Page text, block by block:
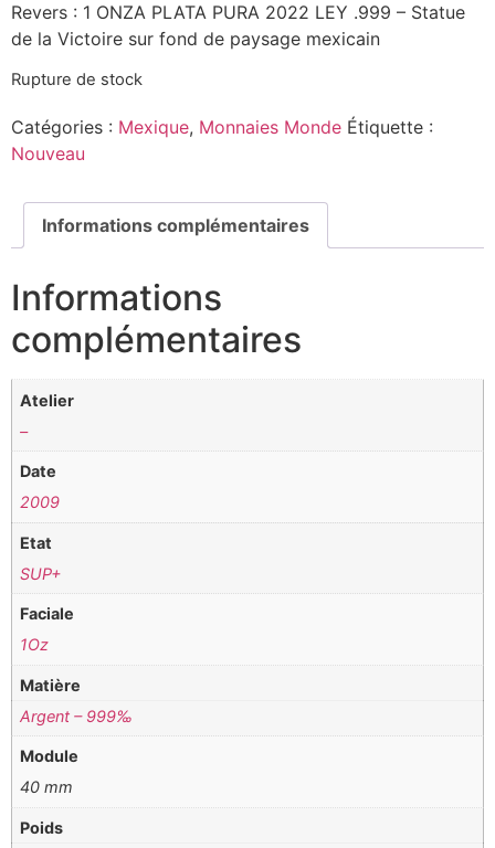
Revers : 1 ONZA PLATA PURA 2022 LEY .999 – Statue
de la Victoire sur fond de paysage mexicain
Rupture de stock
Catégories : Mexique, Monnaies Monde Étiquette :
Nouveau
Informations complémentaires
Informations
complémentaires
Atelier
–
Date
2009
Etat
SUP+
Faciale
1Oz
Matière
Argent – 999‰
Module
40 mm
Poids